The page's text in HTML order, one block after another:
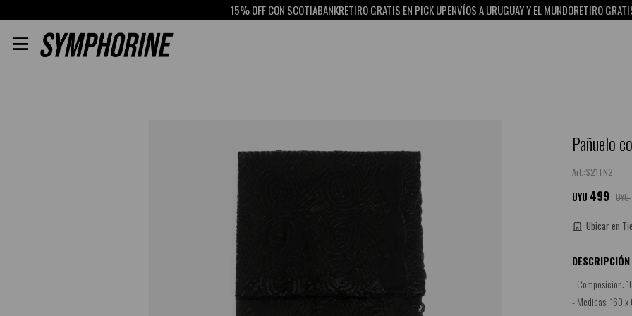
15% OFF CON SCOTIABANKRETIRO GRATIS EN PICK UPENVÍOS A URUGUAY Y EL MUNDORETIRO GRATIS

Pañuelo
S21TN2
UYU 499 UYU
Ubicar en
DESCRIPCIÓN
- Composición:
- Medidas: 160